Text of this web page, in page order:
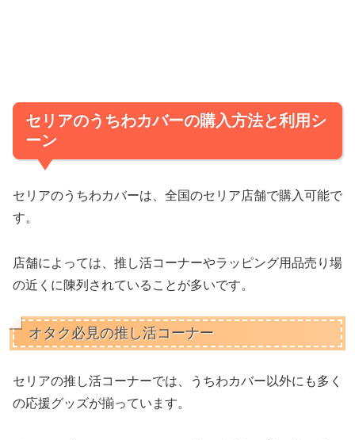
セリアのうちわカバーの購入方法と利用シ
ーン
セリアのうちわカバーは、全国のセリア店舗で購入可能で
す。
店舗によっては、推し活コーナーやラッピング用品売り場
の近くに陳列されていることが多いです。
オタク必見の推し活コーナー
セリアの推し活コーナーでは、うちわカバー以外にも多く
の応援グッズが揃っています。